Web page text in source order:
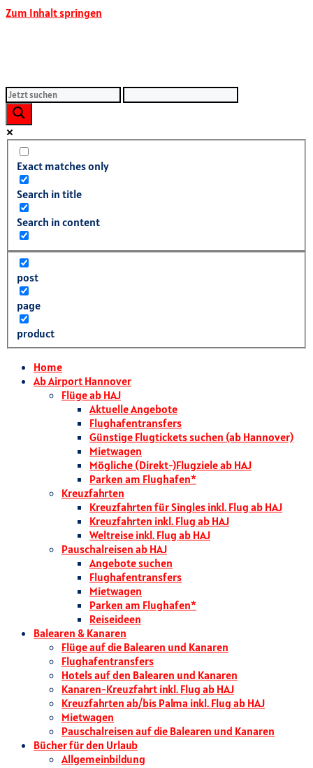
Zum Inhalt springen
Exact matches only
Search in title
Search in content
post
page
product
Home
Ab Airport Hannover
Flüge ab HAJ
Aktuelle Angebote
Flughafentransfers
Günstige Flugtickets suchen (ab Hannover)
Mietwagen
Mögliche (Direkt-)Flugziele ab HAJ
Parken am Flughafen*
Kreuzfahrten
Kreuzfahrten für Singles inkl. Flug ab HAJ
Kreuzfahrten inkl. Flug ab HAJ
Weltreise inkl. Flug ab HAJ
Pauschalreisen ab HAJ
Angebote suchen
Flughafentransfers
Mietwagen
Parken am Flughafen*
Reiseideen
Balearen & Kanaren
Flüge auf die Balearen und Kanaren
Flughafentransfers
Hotels auf den Balearen und Kanaren
Kanaren-Kreuzfahrt inkl. Flug ab HAJ
Kreuzfahrten ab/bis Palma inkl. Flug ab HAJ
Mietwagen
Pauschalreisen auf die Balearen und Kanaren
Bücher für den Urlaub
Allgemeinbildung